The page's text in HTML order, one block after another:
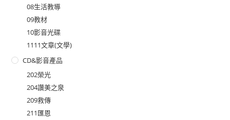
08生活教導
09教材
10影音光碟
1111文章(文學)
CD&影音產品
202榮光
204讚美之泉
209救傳
211匯恩